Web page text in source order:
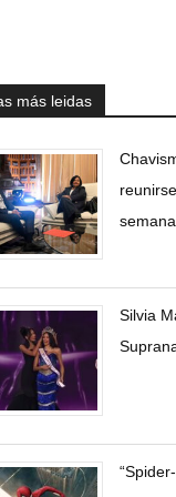
más leidas
semana
Silvia